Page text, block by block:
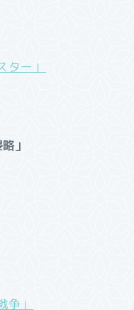
ー」
」
」